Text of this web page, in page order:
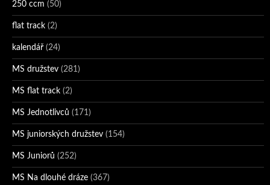
250 ccm (50)
flat track (2)
kalendář (24)
MS družstev (281)
MS flat track (2)
MS Jednotlivců (171)
MS juniorských družstev (154)
MS Juniorů (252)
MS Na dlouhé dráze (367)